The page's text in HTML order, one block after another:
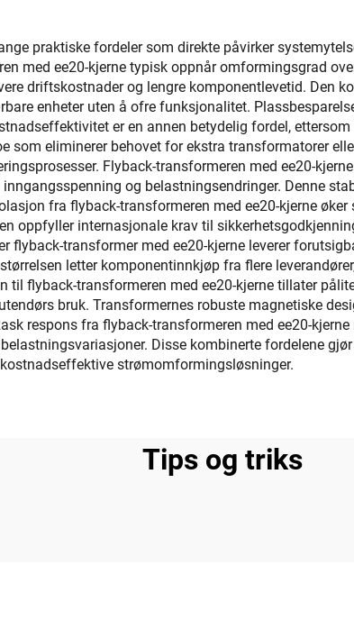
praktiske fordeler som direkte påvirker
med ee20-kjerne typisk oppnår omformingsgrad
driftskostnader og lengre komponentlevetid. Den
enheter uten å ofre funksjonalitet.
er en annen betydelig fordel,
som eliminerer behovet for ekstra transformatorer
Flyback-transformeren med ee20-
og belastningsendringer. Denne
fra flyback-transformeren med ee20-kjerne
oppfyller internasjonale krav til
flyback-transformer med ee20-kjerne leverer
letter komponentinnkjøp fra flere
til flyback-transformeren med ee20-kjerne tillater
bruk. Transformernes robuste magnetiske
respons fra flyback-transformeren med ee20-
Disse kombinerte fordelene
strømomformingsløsninger.
Tips og triks